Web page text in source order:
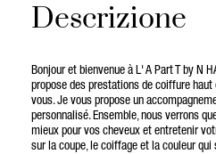
Descrizione
Bonjour et bienvenue à L' A Part T by N
propose des prestations de coiffure
vous. Je vous propose un
personnalisé. Ensemble, nous verrons
mieux pour vos cheveux et entretenir
sur la coupe, le coiffage et la couleur